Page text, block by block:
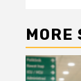
MORE